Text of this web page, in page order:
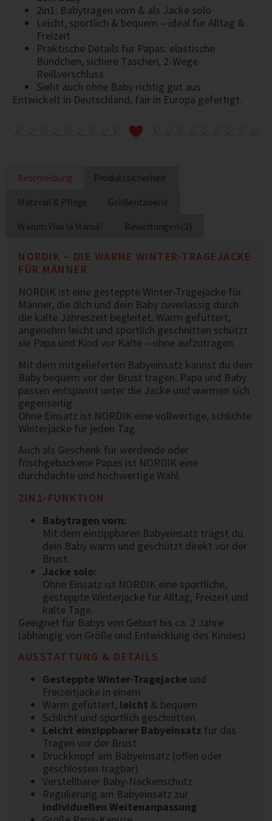
2in1: Babytragen vorn & als Jacke solo
Leicht, sportlich & bequem – ideal für Alltag &
Freizeit
Praktische Details für Papas: elastische
Bündchen, sichere Taschen, 2-Wege-
Reißverschluss
Sieht auch ohne Baby richtig gut aus
Entwickelt in Deutschland, fair in Europa gefertigt.
Beschreibung
Produktsicherheit
Material & Pflege
Größentabelle
Warum Viva la Mama?
Bewertungen (2)
NORDIK – DIE WARME WINTER-TRAGEJACKE
FÜR MÄNNER
NORDIK ist eine gesteppte Winter-Tragejacke für
Männer, die dich und dein Baby zuverlässig durch
die kalte Jahreszeit begleitet. Warm gefüttert,
angenehm leicht und sportlich geschnitten schützt
sie Papa und Kind vor Kälte – ohne aufzutragen.
Mit dem mitgelieferten Babyeinsatz kannst du dein
Baby bequem vor der Brust tragen. Papa und Baby
passen entspannt unter die Jacke und wärmen sich
gegenseitig.
Ohne Einsatz ist NORDIK eine vollwertige, schlichte
Winterjacke für jeden Tag.
Auch als Geschenk für werdende oder
frischgebackene Papas ist NORDIK eine
durchdachte und hochwertige Wahl.
2IN1-FUNKTION
Babytragen vorn:
Mit dem einzippbaren Babyeinsatz trägst du
dein Baby warm und geschützt direkt vor der
Brust.
Jacke solo:
Ohne Einsatz ist NORDIK eine sportliche,
gesteppte Winterjacke für Alltag, Freizeit und
kalte Tage.
Geeignet für Babys von Geburt bis ca. 2 Jahre
(abhängig von Größe und Entwicklung des Kindes)
AUSSTATTUNG & DETAILS
Gesteppte Winter-Tragejacke und
Freizeitjacke in einem
Warm gefüttert, leicht & bequem
Schlicht und sportlich geschnitten
Leicht einzippbarer Babyeinsatz für das
Tragen vor der Brust
Druckknopf am Babyeinsatz (offen oder
geschlossen tragbar)
Verstellbarer Baby-Nackenschutz
Regulierung am Babyeinsatz zur
individuellen Weitenanpassung